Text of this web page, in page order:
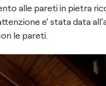
alle pareti in pietra
e' stata data
le pareti.